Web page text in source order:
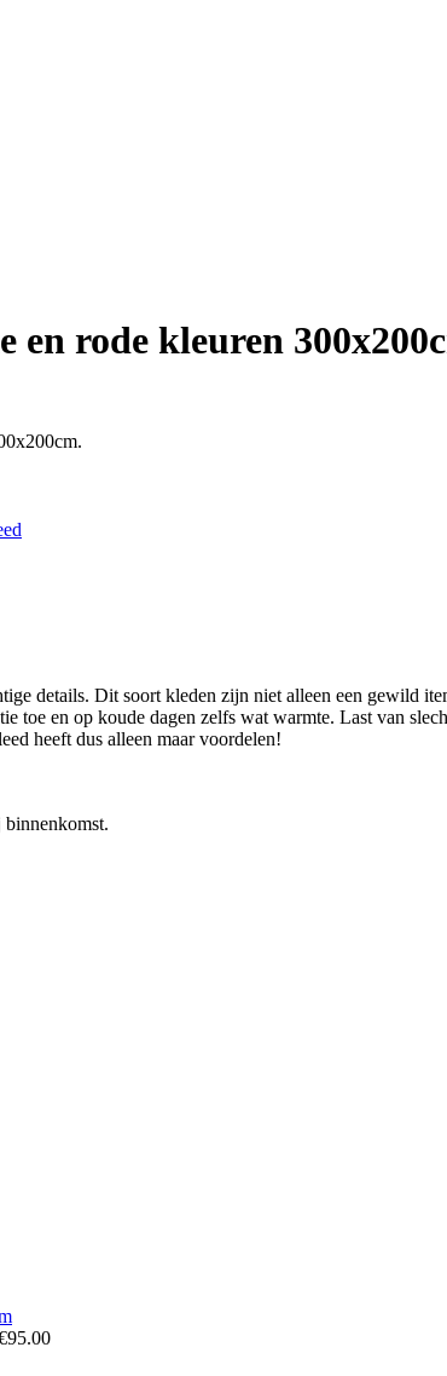
rode kleuren
details. Dit soort kleden zijn niet alleen een gewild
toe en op koude dagen zelfs wat warmte. Last van
heeft dus alleen maar voordelen!
95.00